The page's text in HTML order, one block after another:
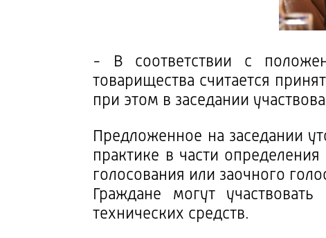
- В соответствии с
товарищества считается
при этом в заседании
Предложенное на заседании
практике в части
голосования или заочного
Граждане могут
технических средств.